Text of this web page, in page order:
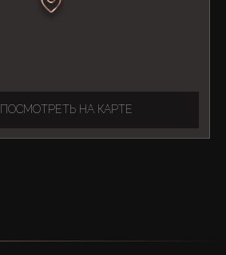
ПОСМОТРЕТЬ НА КАРТЕ